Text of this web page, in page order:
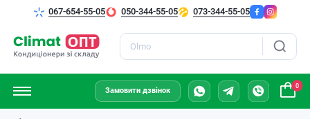
Пошук
067-654-55-05 050-344-55-05 073-344-55-05
Замовити дзвінок
0